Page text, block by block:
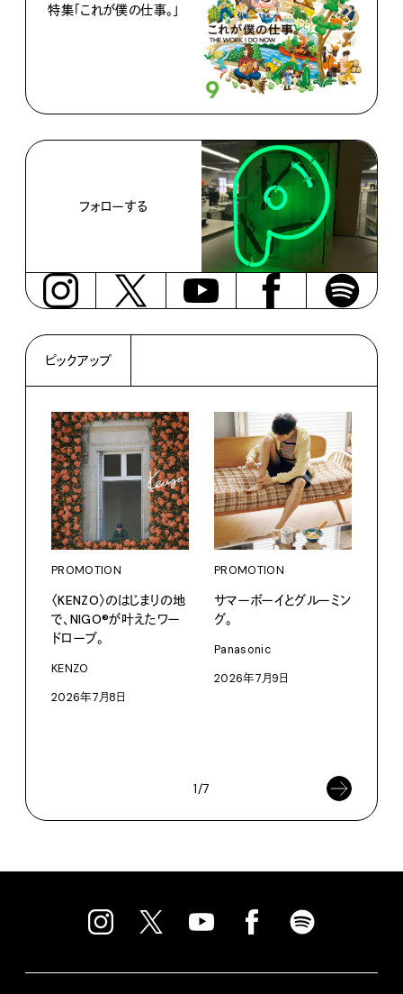
特集「これが僕の仕事。」
フォローする
ピックアップ
PROMOTION
〈KENZO〉のはじまりの地
で、NIGO®が叶えたワー
ドローブ。
KENZO
2026年7月8日
PROMOTION
サマーボーイとグルーミン
グ。
Panasonic
2026年7月9日
1/7